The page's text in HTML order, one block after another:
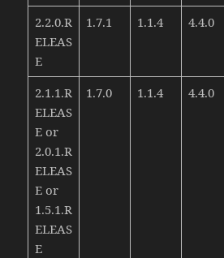
2.2.0.R
ELEAS
E
1.7.1 1.1.4 4.4.0
2.1.1.R
ELEAS
E or
2.0.1.R
ELEAS
E or
1.5.1.R
ELEAS
E
1.7.0 1.1.4 4.4.0